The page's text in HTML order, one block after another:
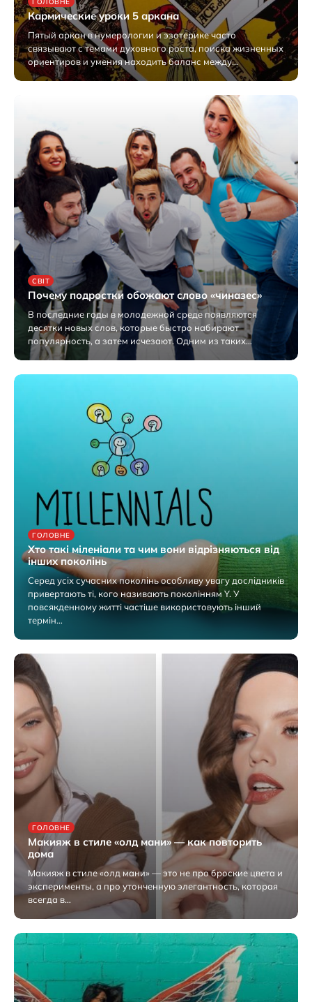
Кармические уроки 5 аркана
Пятый аркан в нумерологии и эзотерике часто
связывают с темами духовного роста, поиска жизненных
ориентиров и умения находить баланс между…
12.08.2025
СВІТ
Почему подростки обожают слово «чиназес»
В последние годы в молодежной среде появляются
десятки новых слов, которые быстро набирают
популярность, а затем исчезают. Одним из таких…
11.08.2025
ГОЛОВНЕ
Хто такі міленіали та чим вони відрізняються від
інших поколінь
Серед усіх сучасних поколінь особливу увагу дослідників
привертають ті, кого називають поколінням Y. У
повсякденному житті частіше використовують інший
термін…
10.08.2025
ГОЛОВНЕ
Макияж в стиле «олд мани» — как повторить
дома
Макияж в стиле «олд мани» — это не про броские цвета и
эксперименты, а про утонченную элегантность, которая
всегда в…
10.08.2025